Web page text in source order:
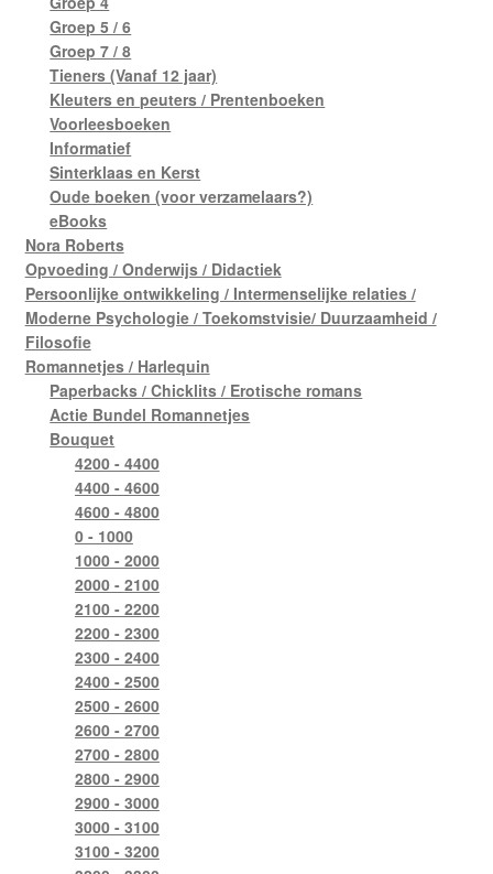
Groep 5 / 6
Groep 7 / 8
Tieners (Vanaf 12 jaar)
Kleuters en peuters / Prentenboeken
Voorleesboeken
Informatief
Sinterklaas en Kerst
Oude boeken (voor verzamelaars?)
eBooks
Nora Roberts
Opvoeding / Onderwijs / Didactiek
Persoonlijke ontwikkeling / Intermenselijke relaties /
Moderne Psychologie / Toekomstvisie/ Duurzaamheid /
Filosofie
Romannetjes / Harlequin
Paperbacks / Chicklits / Erotische romans
Actie Bundel Romannetjes
Bouquet
4200 - 4400
4400 - 4600
4600 - 4800
0 - 1000
1000 - 2000
2000 - 2100
2100 - 2200
2200 - 2300
2300 - 2400
2400 - 2500
2500 - 2600
2600 - 2700
2700 - 2800
2800 - 2900
2900 - 3000
3000 - 3100
3100 - 3200